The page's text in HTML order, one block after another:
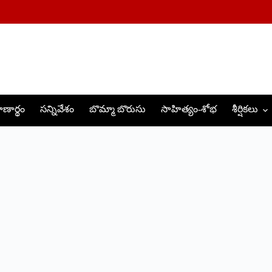
సన్నివేశం బొమ్మా బొరుసు సాహిత్యం-శోభ శీర్షికలు